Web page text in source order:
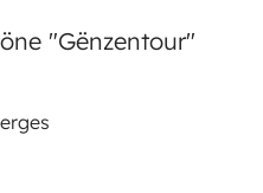
"Gënzentour"